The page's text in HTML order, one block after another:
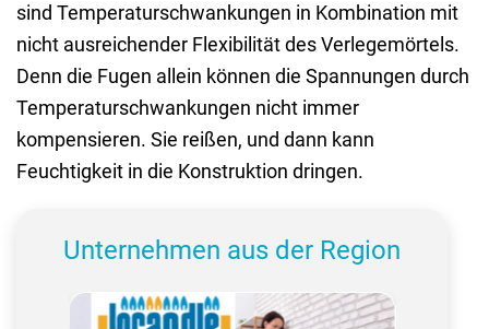
sind Temperaturschwankungen in Kombination mit
nicht ausreichender Flexibilität des Verlegemörtels.
Denn die Fugen allein können die Spannungen durch
Temperaturschwankungen nicht immer
kompensieren. Sie reißen, und dann kann
Feuchtigkeit in die Konstruktion dringen.
Unternehmen aus der Region